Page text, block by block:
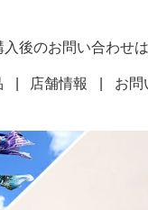
入後のお問い合わせ
店舗情報 お問